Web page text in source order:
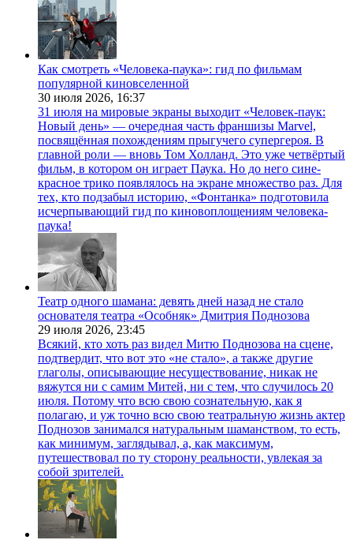
Как смотреть «Человека-паука»: гид по фильмам
популярной киновселенной
30 июля 2026, 16:37
31 июля на мировые экраны выходит «Человек-паук:
Новый день» — очередная часть франшизы Marvel,
посвящённая похождениям прыгучего супергероя. В
главной роли — вновь Том Холланд. Это уже четвёртый
фильм, в котором он играет Паука. Но до него сине-
красное трико появлялось на экране множество раз. Для
тех, кто подзабыл историю, «Фонтанка» подготовила
исчерпывающий гид по киновоплощениям человека-
паука!
Театр одного шамана: девять дней назад не стало
основателя театра «Особняк» Дмитрия Поднозова
29 июля 2026, 23:45
Всякий, кто хоть раз видел Митю Поднозова на сцене,
подтвердит, что вот это «не стало», а также другие
глаголы, описывающие несуществование, никак не
вяжутся ни с самим Митей, ни с тем, что случилось 20
июля. Потому что всю свою сознательную, как я
полагаю, и уж точно всю свою театральную жизнь актер
Поднозов занимался натуральным шаманством, то есть,
как минимум, заглядывал, а, как максимум,
путешествовал по ту сторону реальности, увлекая за
собой зрителей.